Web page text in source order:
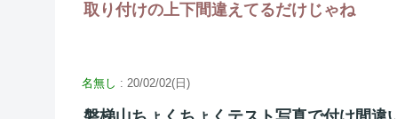
取り付けの上下間違えてるだけじゃね
名無し : 20/02/02(日)